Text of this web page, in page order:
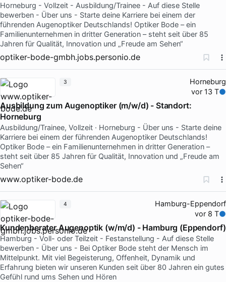
Horneburg - Vollzeit - Ausbildung/Trainee - Auf diese Stelle
bewerben - Über uns - Starte deine Karriere bei einem der
führenden Augenoptiker Deutschlands! Optiker Bode – ein
Familienunternehmen in dritter Generation – steht seit über 85
Jahren für Qualität, Innovation und „Freude am Sehen“
optiker-bode-gmbh.jobs.personio.de
Horneburg
vor 13 T
Ausbildung zum Augenoptiker (m/w/d) - Standort:
Horneburg
Ausbildung/Trainee, Vollzeit · Horneburg - Über uns - Starte deine
Karriere bei einem der führenden Augenoptiker Deutschlands!
Optiker Bode – ein Familienunternehmen in dritter Generation –
steht seit über 85 Jahren für Qualität, Innovation und „Freude am
Sehen“
www.optiker-bode.de
3
Hamburg-Eppendorf
vor 8 T
Kundenberater Augenoptik (w/m/d) - Hamburg (Eppendorf)
Hamburg - Voll- oder Teilzeit - Festanstellung - Auf diese Stelle
bewerben - Über uns - Bei Optiker Bode steht der Mensch im
Mittelpunkt. Mit viel Begeisterung, Offenheit, Dynamik und
Erfahrung bieten wir unseren Kunden seit über 80 Jahren ein gutes
Gefühl rund ums Sehen und Hören
4